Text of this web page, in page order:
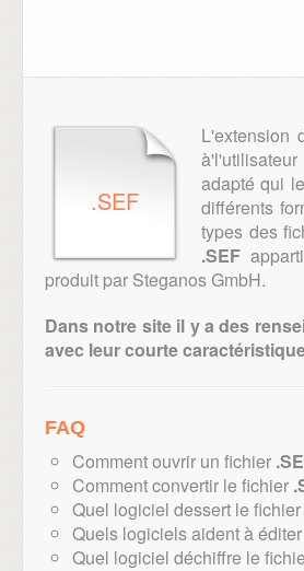
.SEF
L'extension
adapté qui
différents
types des
.SEF
produit par Steganos GmbH.
Dans notre site il y a des
avec leur courte
FAQ
Comment ouvrir un fichier
Comment convertir le fichier
Quel logiciel dessert le fichier
Quels logiciels aident à
Quel logiciel déchiffre le